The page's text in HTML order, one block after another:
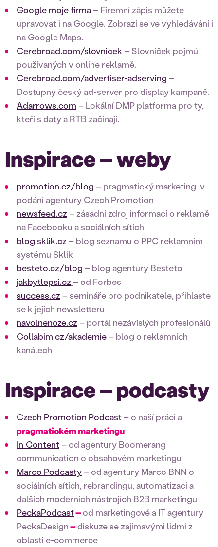
Google moje firma – Firemní zápis můžete
upravovat i na Google. Zobrazí se ve vyhledávání i
na Google Maps.
Cerebroad.com/slovnicek – Slovníček pojmů
používaných v online reklamě.
Cerebroad.com/advertiser-adserving –
Dostupný český ad-server pro display kampaně.
Adarrows.com – Lokální DMP platforma pro ty,
kteří s daty a RTB začínají.
Inspirace – weby
promotion.cz/blog – pragmatický marketing v
podání agentury Czech Promotion
newsfeed.cz – zásadní zdroj informací o reklamě
na Facebooku a sociálních sítích
blog.sklik.cz – blog seznamu o PPC reklamním
systému Sklik
besteto.cz/blog – blog agentury Besteto
jakbytlepsi.cz – od Forbes
success.cz – semináře pro podnikatele, přihlaste
se k jejich newsletteru
navolnenoze.cz – portál nezávislých profesionálů
Collabim.cz/akademie – blog o reklamních
kanálech
Inspirace – podcasty
Czech Promotion Podcast – o naší práci a
pragmatickém marketingu
In_Content – odagentury Boomerang
communication o obsahovém marketingu
Marco Podcasty – odagentury Marco BNN o
sociálních sítích, rebrandingu, automatizaci a
dalších moderních nástrojích B2B marketingu
PeckaPodcast–od marketingové a IT agentury
PeckaDesign–diskuze se zajímavými lidmi z
oblasti e-commerce